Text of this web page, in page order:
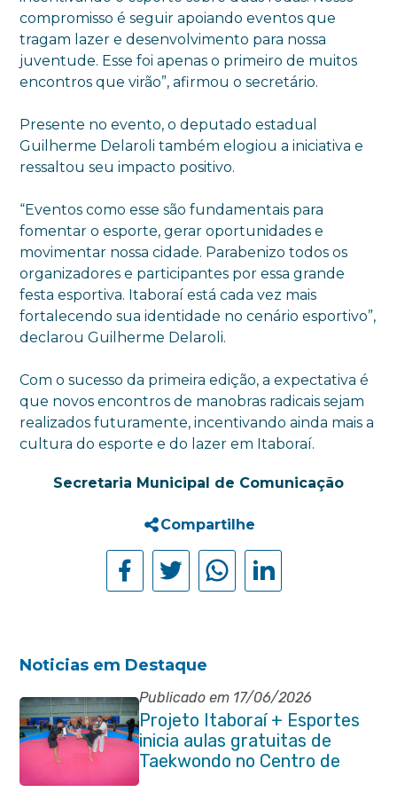
compromisso é seguir apoiando eventos que
tragam lazer e desenvolvimento para nossa
juventude. Esse foi apenas o primeiro de muitos
encontros que virão”, afirmou o secretário.
Presente no evento, o deputado estadual
Guilherme Delaroli também elogiou a iniciativa e
ressaltou seu impacto positivo.
“Eventos como esse são fundamentais para
fomentar o esporte, gerar oportunidades e
movimentar nossa cidade. Parabenizo todos os
organizadores e participantes por essa grande
festa esportiva. Itaboraí está cada vez mais
fortalecendo sua identidade no cenário esportivo”,
declarou Guilherme Delaroli.
Com o sucesso da primeira edição, a expectativa é
que novos encontros de manobras radicais sejam
realizados futuramente, incentivando ainda mais a
cultura do esporte e do lazer em Itaboraí.
Secretaria Municipal de Comunicação
Compartilhe
Noticias em Destaque
Publicado em 17/06/2026
Projeto Itaboraí + Esportes
inicia aulas gratuitas de
Taekwondo no Centro de
Lutas